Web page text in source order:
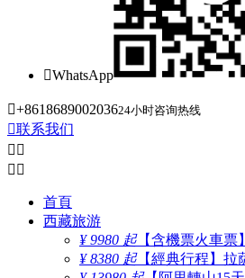
WhatsApp
+861868900203624小时咨询热线
联系我们
 
 
首頁
西藏旅游
¥ 9980 起【含機票火車票
¥ 8380 起【經典行程】拉